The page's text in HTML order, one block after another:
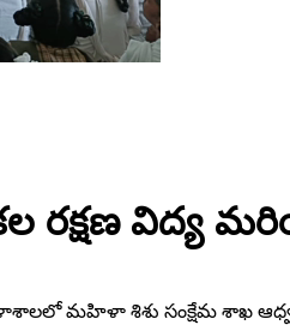
రక్షణ విద్య
కళాశాలలో మహిళా శిశు సంక్షేమ శాఖ